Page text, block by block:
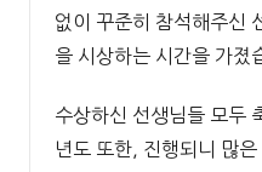
없이 꾸준히 참석해주신
을 시상하는 시간을 가졌
수상하신 선생님들 모두
년도 또한, 진행되니 많